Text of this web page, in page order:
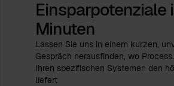
Einsparpotenziale
Minuten
Lassen Sie uns in einem kurzen,
Gespräch herausfinden, wo
Ihren spezifischen Systemen den
liefert